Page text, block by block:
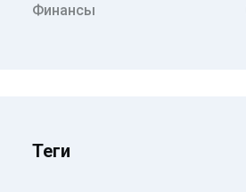
Финансы
Теги